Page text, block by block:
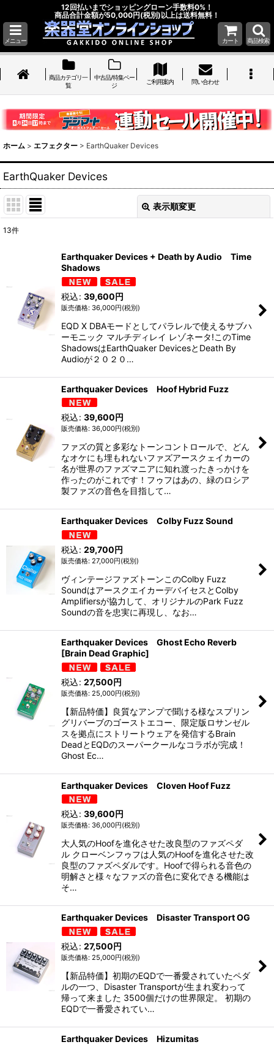
12回払いまでショッピングローン手数料0%！
商品合計金額が50,000円(税別)以上は送料無料！
メニュー カート 商品検索
商品カテゴリ一
覧
中古品/特集ペー
ジ
ご利用案内 問い合わせ
ホーム > エフェクター > EarthQuaker Devices
EarthQuaker Devices
表示順変更
絞り込む
13件
Earthquaker Devices + Death by Audio Time
Shadows
36,000円(税別)
税込: 39,600円
EQD X DBAモードとしてパラレルで使えるサブハ
ーモニック マルチディレイ レゾネータ!このTime
ShadowsはEarthQuaker DevicesとDeath By
Audioが２０２０…
Earthquaker Devices Hoof Hybrid Fuzz
36,000円(税別)
税込: 39,600円
ファズの質と多彩なトーンコントロールで、どん
なオケにも埋もれないファズアースクェイカーの
名が世界のファズマニアに知れ渡ったきっかけを
作ったのがこれです！フゥフはあの、緑のロシア
製ファズの音色を目指して…
Earthquaker Devices Colby Fuzz Sound
27,000円(税別)
税込: 29,700円
ヴィンテージファズトーンこのColby Fuzz
SoundはアースクエイカーデバイセスとColby
Amplifiersが協力して、オリジナルのPark Fuzz
Soundの音を忠実に再現し、なお…
Earthquaker Devices Ghost Echo Reverb
[Brain Dead Graphic]
25,000円(税別)
税込: 27,500円
【新品特価】良質なアンプで聞ける様なスプリン
グリバーブのゴーストエコー、限定版ロサンゼル
スを拠点にストリートウェアを発信するBrain
DeadとEQDのスーパークールなコラボが完成！
Ghost Ec…
Earthquaker Devices Cloven Hoof Fuzz
36,000円(税別)
税込: 39,600円
大人気のHoofを進化させた改良型のファズペダ
ル クローベンフゥフは人気のHoofを進化させた改
良型のファズペダルです。Hoofで得られる音色の
明解さと様々なファズの音色に変化できる機能は
そ…
Earthquaker Devices Disaster Transport OG
25,000円(税別)
税込: 27,500円
【新品特価】初期のEQDで一番愛されていたペダ
ルの一つ、Disaster Transportが生まれ変わって
帰って来ました 3500個だけの世界限定。 初期の
EQDで一番愛されてい…
Earthquaker Devices Hizumitas